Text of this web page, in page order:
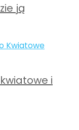
ją
i